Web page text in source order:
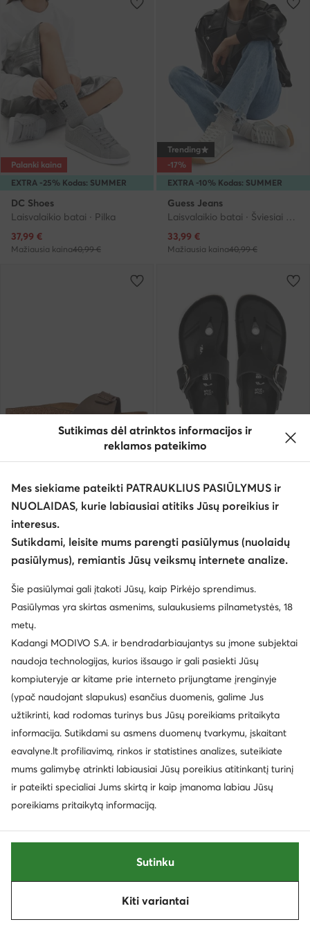
EXTRA -25% Kodas: SUMMER
Palanki kaina
DC Shoes
Laisvalaikio batai · Pilka
Dabartinė kaina
37,99 €
Mažiausia kaina40,99 €
EXTRA -10% Kodas: SUMMER
Trending
-17%
Guess Jeans
Laisvalaikio batai · Šviesiai pilka
Dabartinė kaina
33,99 €
Mažiausia kaina40,99 €
EXTRA -35% Kodas: SUMMER
Birkenstock
Šlepetės · Ruda
Dabartinė kaina
Mažiausia kaina
EXTRA -35% Kodas: SUMMER
Palanki kaina
Birkenstock
Šlepetės per pirštą · Juoda
Dabartinė kaina
Palanki kaina
Converse
Sportbačiai · Smėlio
Dabartinė kaina
71,99€
Mažiausia kaina76,99 €
EXTRA -25% Kodas: SUMMER
Palanki kaina
Laisvalaikio batai · Smėlio
Dabartinė kaina
40,99€
Sutikimas dėl atrinktos informacijos ir
reklamos pateikimo
Mes siekiame pateikti PATRAUKLIUS PASIŪLYMUS ir
NUOLAIDAS, kurie labiausiai atitiks Jūsų poreikius ir
interesus.
Sutikdami, leisite mums parengti pasiūlymus (nuolaidų
pasiūlymus), remiantis Jūsų veiksmų internete analize.
Šie pasiūlymai gali įtakoti Jūsų, kaip Pirkėjo sprendimus.
Pasiūlymas yra skirtas asmenims, sulaukusiems pilnametystės, 18
metų.
Kadangi MODIVO S.A. ir bendradarbiaujantys su įmone subjektai
naudoja technologijas, kurios išsaugo ir gali pasiekti Jūsų
kompiuteryje ar kitame prie interneto prijungtame įrenginyje
(ypač naudojant slapukus) esančius duomenis, galime Jus
užtikrinti, kad rodomas turinys bus Jūsų poreikiams pritaikyta
informacija. Sutikdami su asmens duomenų tvarkymu, įskaitant
eavalyne.lt profiliavimą, rinkos ir statistines analizes, suteikiate
mums galimybę atrinkti labiausiai Jūsų poreikius atitinkantį turinį
ir pateikti specialiai Jums skirtą ir kaip įmanoma labiau Jūsų
poreikiams pritaikytą informaciją.
Kiti variantai
Sutinku